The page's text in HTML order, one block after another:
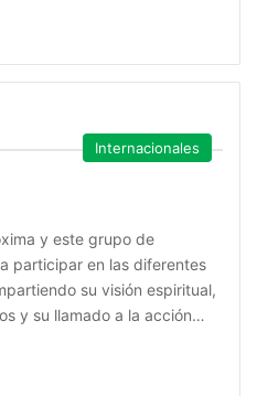
Internacionales
y este grupo de
participar en las diferentes
su visión espiritual,
y su llamado a la acción…